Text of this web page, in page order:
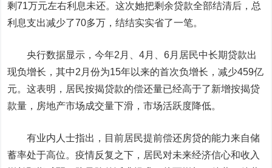
剩71万元左右利息未还。这次她把剩余贷款全部结清后，总
利息支出减少了70多万，结结实实省了一笔。
央行数据显示，今年2月、4月、6月居民中长期贷款出
现负增长，其中2月份为15年以来的首次负增长，减少459亿
元。这表明，居民按揭贷款的偿还量已经高于了新增按揭贷
款量，房地产市场成交量下滑，市场活跃度降低。
有业内人士指出，目前居民提前偿还房贷的能力来自储
蓄率处于高位。疫情反复之下，居民对未来经济信心和收入